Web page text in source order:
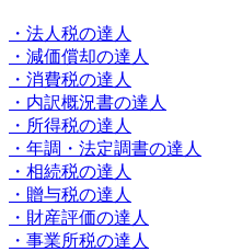
・法人税の達人
・減価償却の達人
・消費税の達人
・内訳概況書の達人
・所得税の達人
・年調・法定調書の達人
・相続税の達人
・贈与税の達人
・財産評価の達人
・事業所税の達人